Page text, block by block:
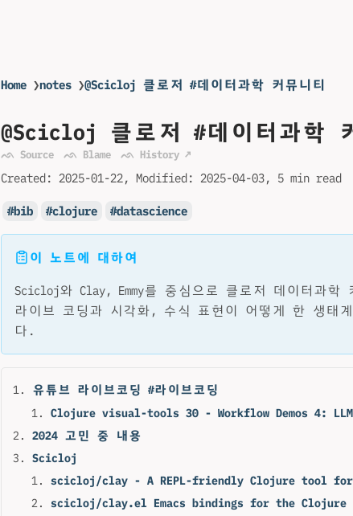
Home ❯notes ❯@Scicloj 클로저 #데이터과학 커뮤니티
@Scicloj 클로저 #데이터과학
ᨒ Source ᨒ Blame ᨒ History ↗
Created: 2025-01-22 Modified: 2025-04-03 5 min read
bib clojure datascience
이 노트에 대하여
Scicloj와 Clay, Emmy를 중심으로 클로저 데이터과학
라이브 코딩과 시각화, 수식 표현이 어떻게 한 생태
다.
유튜브 라이브코딩 #라이브코딩
Clojure visual-tools 30 - Workflow Demos 4:
2024 고민 중 내용
Scicloj
scicloj/clay - A REPL-friendly Clojure tool for
scicloj/clay.el Emacs bindings for the Clojure